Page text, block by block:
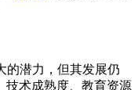
的潜力，但其发展仍
技术成熟度、教育资源